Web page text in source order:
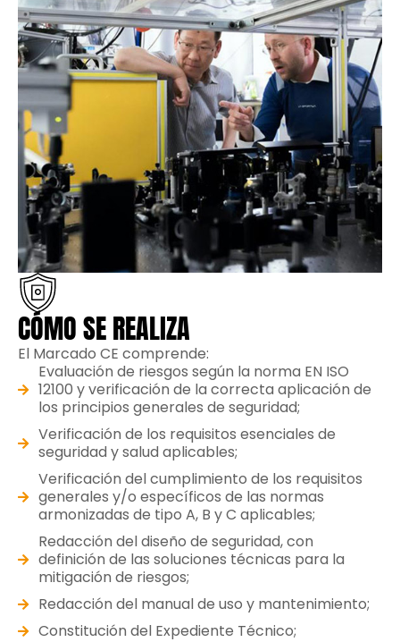
CÓMO SE REALIZA
El Marcado CE comprende:
Evaluación de riesgos según la norma EN ISO
12100 y verificación de la correcta aplicación de
los principios generales de seguridad;
Verificación de los requisitos esenciales de
seguridad y salud aplicables;
Verificación del cumplimiento de los requisitos
generales y/o específicos de las normas
armonizadas de tipo A, B y C aplicables;
Redacción del diseño de seguridad, con
definición de las soluciones técnicas para la
mitigación de riesgos;
Redacción del manual de uso y mantenimiento;
Constitución del Expediente Técnico;